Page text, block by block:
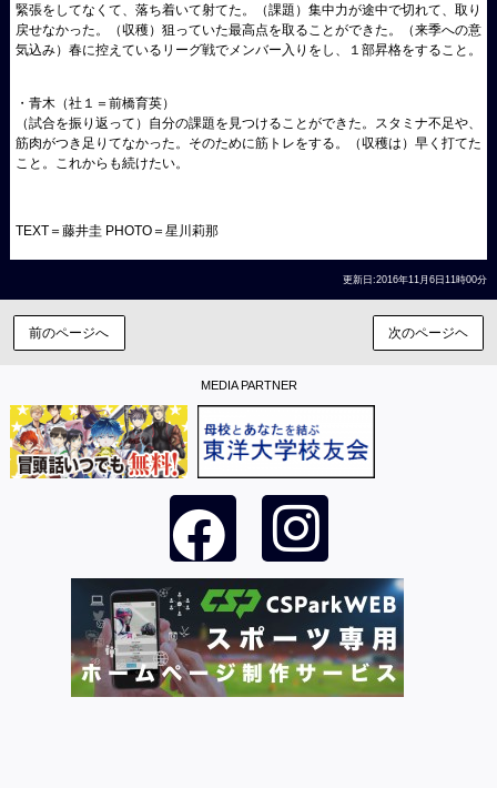
緊張をしてなくて、落ち着いて射てた。（課題）集中力が途中で切れて、取り
戻せなかった。（収穫）狙っていた最高点を取ることができた。（来季への意
気込み）春に控えているリーグ戦でメンバー入りをし、１部昇格をすること。
・青木（社１＝前橋育英）
（試合を振り返って）自分の課題を見つけることができた。スタミナ不足や、
筋肉がつき足りてなかった。そのために筋トレをする。（収穫は）早く打てた
こと。これからも続けたい。
TEXT＝藤井圭 PHOTO＝星川莉那
更新日:2016年11月6日11時00分
前のページへ 次のページヘ
MEDIA PARTNER